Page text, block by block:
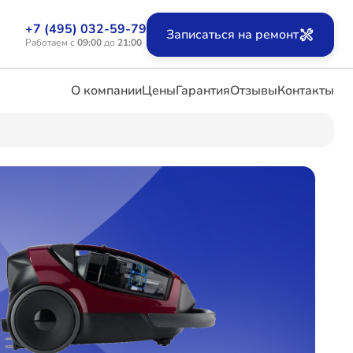
+7 (495) 032-59-79
Работаем с 09:00до 21:00 Записаться на ремонт
О компанииЦеныГарантияОтзывыКонтакты